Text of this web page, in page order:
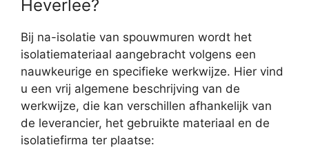
Heverlee?
Bij na-isolatie van spouwmuren wordt het
isolatiemateriaal aangebracht volgens een
nauwkeurige en specifieke werkwijze. Hier vind
u een vrij algemene beschrijving van de
werkwijze, die kan verschillen afhankelijk van
de leverancier, het gebruikte materiaal en de
isolatiefirma ter plaatse: